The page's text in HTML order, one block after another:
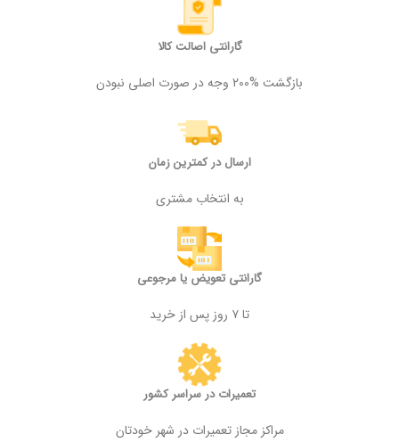
گارانتی اصالت کالا
بازگشت %200 وجه در صورت اصلی نبودن
ارسال در کمترین زمان
به انتخاب مشتری
گارانتی تعویض یا مرجوعی
تا ۷ روز پس از خرید
تعمیرات در سراسر کشور
مراکز مجاز تعمیرات در شهر خودتان